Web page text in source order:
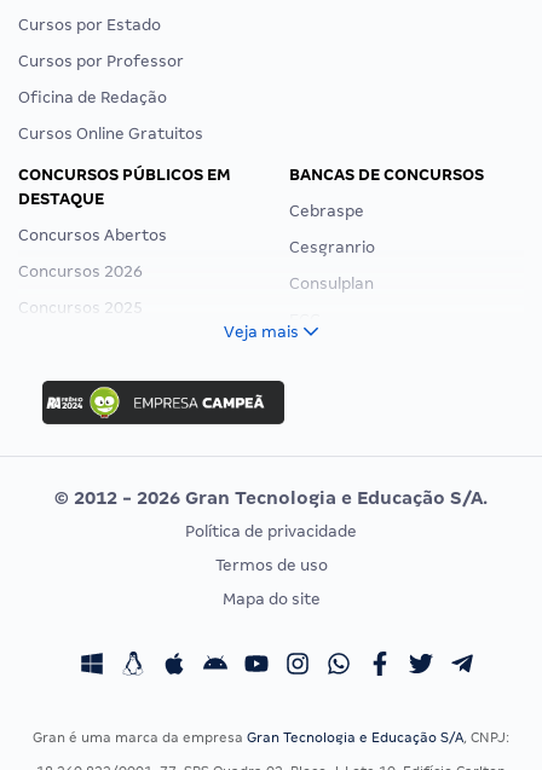
Cursos por Estado
Cursos por Professor
Oficina de Redação
Cursos Online Gratuitos
CONCURSOS PÚBLICOS EM
DESTAQUE
Concursos Abertos
Concursos 2026
Concursos 2025
Concurso Ibama
Concurso MPU
Editais publicados
BANCAS DE CONCURSOS
Cebraspe
Cesgranrio
Consulplan
Vunesp
CONCURSOS POR PROFISSÃO
Concursos Fiscais
EXAME DE ORDEM
Calendário OAB
Veja mais
© 2012 - 2026 Gran Tecnologia e Educação S/A.
Política de privacidade
Termos de uso
Mapa do site
Gran é uma marca da empresa Gran Tecnologia e Educação S/A, CNPJ: